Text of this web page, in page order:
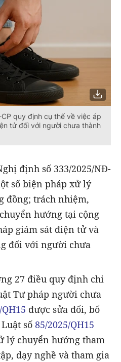
quy định cụ thể về việc áp
tử đối với người chưa thành
định số 333/2025/NĐ-
số biện pháp xử lý
đồng; trách nhiệm,
hướng tại cộng
giám sát điện tử và
đối với người chưa
27 điều quy định chi
Tư pháp người chưa
được sửa đổi, bổ
số 85/2025/QH15
lý chuyển hướng tham
dạy nghề và tham gia